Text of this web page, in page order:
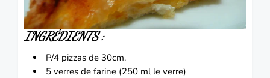
INGRÉDIENTS :
P/4 pizzas de 30cm.
5 verres de farine (250 ml le verre)